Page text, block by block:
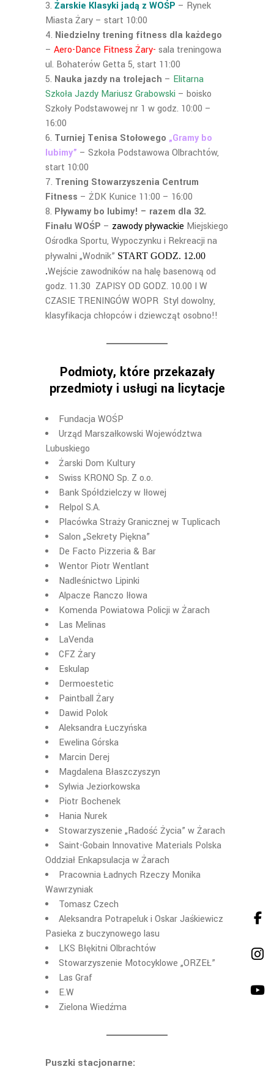
Żarskie Klasyki jadą z WOŚP – Rynek
Miasta Żary – start 10:00
Niedzielny trening fitness dla każdego
– Aero-Dance Fitness Żary- sala treningowa
ul. Bohaterów Getta 5, start 11:00
Nauka jazdy na trolejach – Elitarna
Szkoła Jazdy Mariusz Grabowski – boisko
Szkoły Podstawowej nr 1 w godz. 10:00 –
16:00
Turniej Tenisa Stołowego „Gramy bo
lubimy” – Szkoła Podstawowa Olbrachtów,
start 10:00
Trening Stowarzyszenia Centrum
Fitness – ŻDK Kunice 11:00 – 16:00
Pływamy bo lubimy! – razem dla 32.
Finału WOŚP – zawody pływackie Miejskiego
Ośrodka Sportu, Wypoczynku i Rekreacji na
pływalni „Wodnik” START GODZ. 12.00
.Wejście zawodników na halę basenową od
godz. 11.30 ZAPISY OD GODZ. 10.00 I W
CZASIE TRENINGÓW WOPR Styl dowolny,
klasyfikacja chłopców i dziewcząt osobno!!
Podmioty, które przekazały
przedmioty i usługi na licytacje
Fundacja WOŚP
Urząd Marszałkowski Województwa
Lubuskiego
Żarski Dom Kultury
Swiss KRONO Sp. Z o.o.
Bank Spółdzielczy w Iłowej
Relpol S.A.
Placówka Straży Granicznej w Tuplicach
Salon „Sekrety Piękna”
De Facto Pizzeria & Bar
Wentor Piotr Wentlant
Nadleśnictwo Lipinki
Alpacze Ranczo Iłowa
Komenda Powiatowa Policji w Żarach
Las Melinas
LaVenda
CFZ Żary
Eskulap
Dermoestetic
Paintball Żary
Dawid Polok
Aleksandra Łuczyńska
Ewelina Górska
Marcin Derej
Magdalena Błaszczyszyn
Sylwia Jeziorkowska
Piotr Bochenek
Hania Nurek
Stowarzyszenie „Radość Życia” w Żarach
Saint-Gobain Innovative Materials Polska
Oddział Enkapsulacja w Żarach
Pracownia Ładnych Rzeczy Monika
Wawrzyniak
Tomasz Czech
Aleksandra Potrapeluk i Oskar Jaśkiewicz
Pasieka z buczynowego lasu
LKS Błękitni Olbrachtów
Stowarzyszenie Motocyklowe „ORZEŁ”
Las Graf
E.W
Zielona Wiedźma
Puszki stacjonarne: